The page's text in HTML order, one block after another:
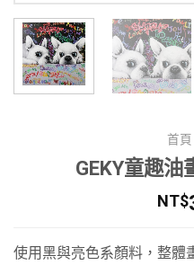
首頁
GEKY童趣
NT$
使用黑與亮色系顏料，整體